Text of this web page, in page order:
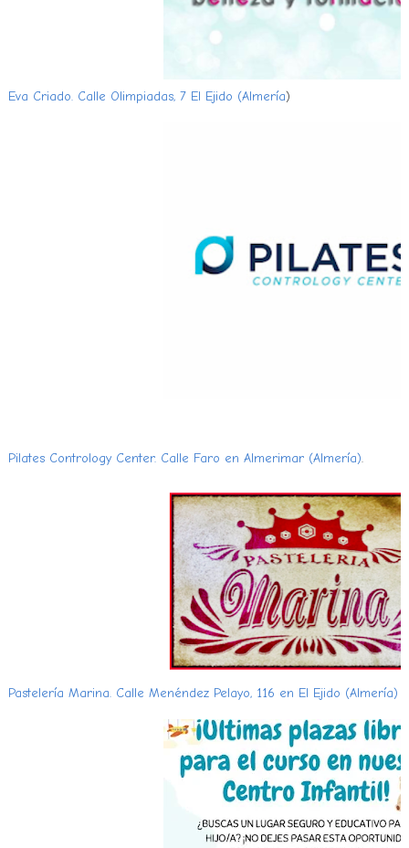
Eva Criado. Calle Olimpiadas, 7 El Ejido (Almería)
Pilates Contrology Center. Calle Faro en Almerimar (Almería).
Pastelería Marina. Calle Menéndez Pelayo, 116 en El Ejido (Almería)